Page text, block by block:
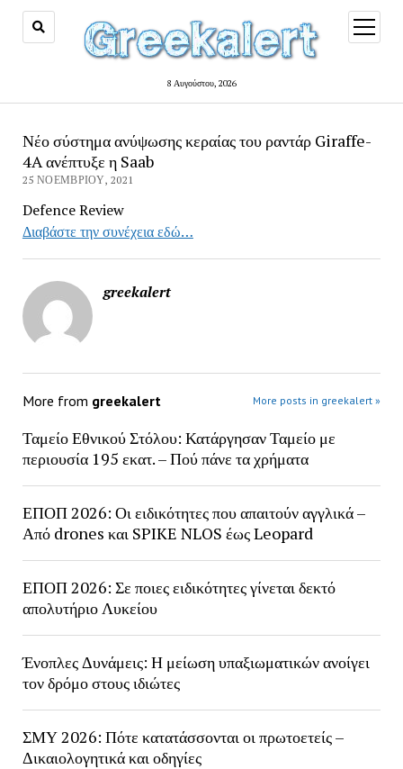
8 Αυγούστου, 2026
open
menu
Νέο σύστημα ανύψωσης κεραίας του ραντάρ Giraffe-
4A ανέπτυξε η Saab
25 ΝΟΕΜΒΡΊΟΥ, 2021
Defence Review
Διαβάστε την συνέχεια εδώ…
greekalert
More from greekalert More posts in greekalert »
Ταμείο Εθνικού Στόλου: Κατάργησαν Ταμείο με
περιουσία 195 εκατ. – Πού πάνε τα χρήματα
ΕΠΟΠ 2026: Οι ειδικότητες που απαιτούν αγγλικά –
Από drones και SPIKE NLOS έως Leopard
ΕΠΟΠ 2026: Σε ποιες ειδικότητες γίνεται δεκτό
απολυτήριο Λυκείου
Ένοπλες Δυνάμεις: Η μείωση υπαξιωματικών ανοίγει
τον δρόμο στους ιδιώτες
ΣΜΥ 2026: Πότε κατατάσσονται οι πρωτοετείς –
Δικαιολογητικά και οδηγίες